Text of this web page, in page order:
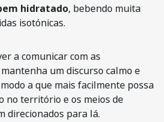
hidratado, bebendo muita
isotónicas.
a comunicar com as
um discurso calmo e
a que mais facilmente possa
no território e os meios de
direcionados para lá.